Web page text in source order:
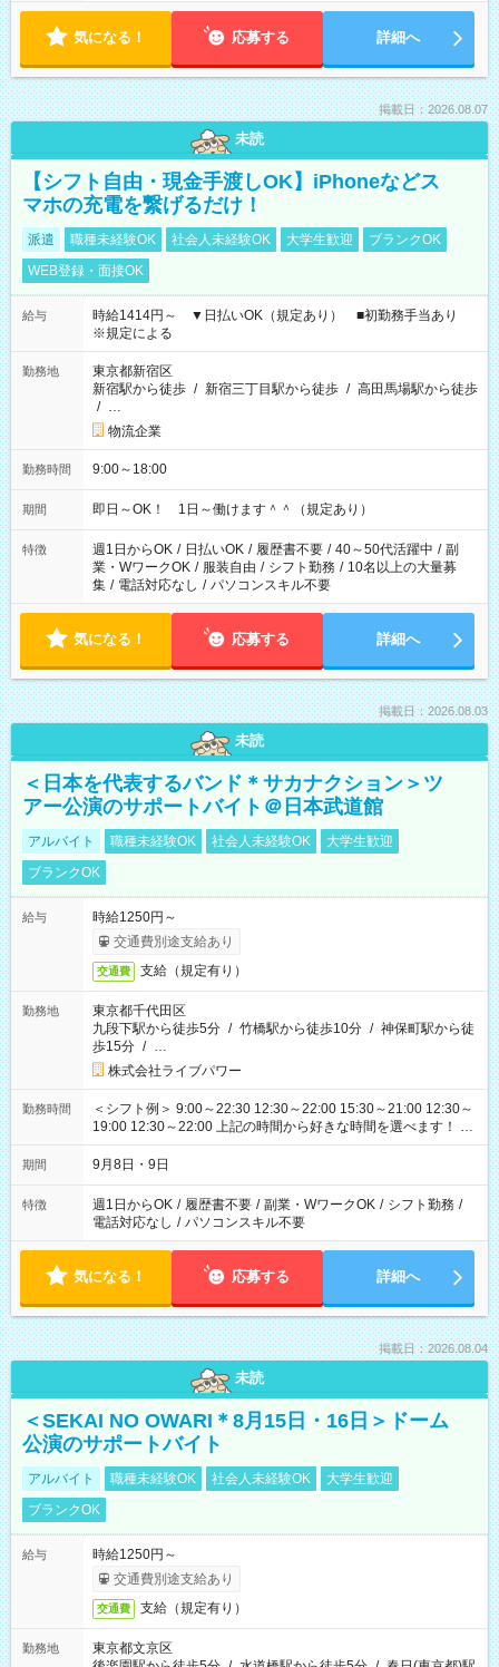
気になる！ 応募する 詳細へ
掲載日：2026.08.07
未読
【シフト自由・現金手渡しOK】iPhoneなどス
マホの充電を繋げるだけ！
派遣 職種未経験OK 社会人未経験OK 大学生歓迎
ブランクOK
WEB登録・面接OK
給与
時給1414円～ ▼日払いOK（規定あり） ■初勤務手当あり
※規定による
勤務地
東京都新宿区
新宿駅から徒歩 / 新宿三丁目駅から徒歩 / 高田馬場駅から徒歩
/ …
物流企業
勤務時間 9:00～18:00
期間 即日～OK！ 1日～働けます＾＾（規定あり）
特徴 週1日からOK / 日払いOK / 履歴書不要 / 40～50代活躍中 / 副
業・WワークOK / 服装自由 / シフト勤務 / 10名以上の大量募
集 / 電話対応なし / パソコンスキル不要
気になる！ 応募する 詳細へ
掲載日：2026.08.03
未読
＜日本を代表するバンド＊サカナクション＞ツ
アー公演のサポートバイト＠日本武道館
アルバイト 職種未経験OK 社会人未経験OK
大学生歓迎
ブランクOK
給与
時給1250円～
交通費別途支給あり
交通費 支給（規定有り）
勤務地
東京都千代田区
九段下駅から徒歩5分 / 竹橋駅から徒歩10分 / 神保町駅から徒
歩15分 / …
株式会社ライブパワー
勤務時間
＜シフト例＞ 9:00～22:30 12:30～22:00 15:30～21:00 12:30～
19:00 12:30～22:00 上記の時間から好きな時間を選べます！ ※
時間は変更となる可能性があります
期間 9月8日・9日
特徴 週1日からOK / 履歴書不要 / 副業・WワークOK / シフト勤務 /
電話対応なし / パソコンスキル不要
気になる！ 応募する 詳細へ
掲載日：2026.08.04
未読
＜SEKAI NO OWARI＊8月15日・16日＞ドーム
公演のサポートバイト
アルバイト 職種未経験OK 社会人未経験OK
大学生歓迎
ブランクOK
給与
時給1250円～
交通費別途支給あり
交通費 支給（規定有り）
勤務地
東京都文京区